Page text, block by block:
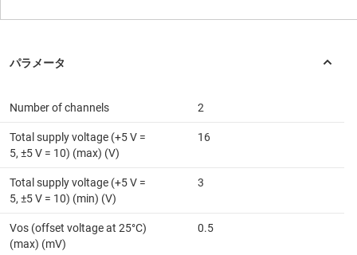
Number of channels 2
Total supply voltage (+5 V =
5, ±5 V = 10) (max) (V)
16
Total supply voltage (+5 V =
5, ±5 V = 10) (min) (V)
3
Vos (offset voltage at 25°C)
(max) (mV)
0.5